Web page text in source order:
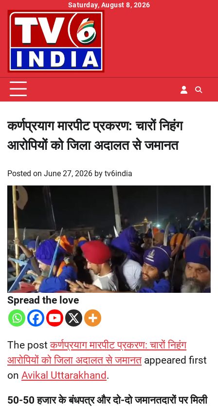
Skip
Saturday, August 8, 2026
कर्णप्रयाग मारपीट प्रकरण: चारों निहंग
आरोपियों को जिला अदालत से जमानत
Posted on June 27, 2026 by tv6india
Spread the love
The postकर्णप्रयाग मारपीट प्रकरण: चारों निहंग
आरोपियों को जिला अदालत से जमानत appeared first
on Avikal Uttarakhand.
50-50 हजार के बंधपत्र और दो-दो जमानतदारों पर मिली